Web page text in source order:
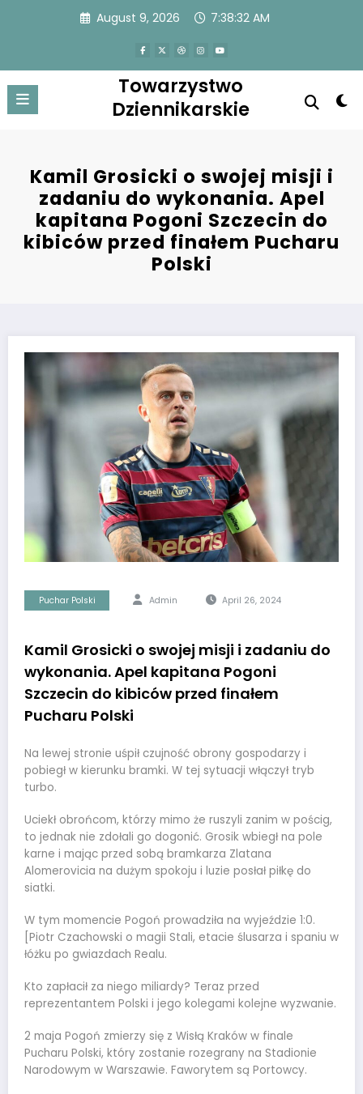
August 9, 2026 7:38:33 AM
Towarzystwo
Dziennikarskie
Kamil Grosicki o swojej misji i
zadaniu do wykonania. Apel
kapitana Pogoni Szczecin do
kibiców przed finałem Pucharu
Polski
Puchar Polski Admin April 26, 2024
Kamil Grosicki o swojej misji i zadaniu do
wykonania. Apel kapitana Pogoni
Szczecin do kibiców przed finałem
Pucharu Polski
Na lewej stronie uśpił czujność obrony gospodarzy i
pobiegł w kierunku bramki. W tej sytuacji włączył tryb
turbo.
Uciekł obrońcom, którzy mimo że ruszyli zanim w pościg,
to jednak nie zdołali go dogonić. Grosik wbiegł na pole
karne i mając przed sobą bramkarza Zlatana
Alomerovicia na dużym spokoju i luzie posłał piłkę do
siatki.
W tym momencie Pogoń prowadziła na wyjeździe 1:0.
[Piotr Czachowski o magii Stali, etacie ślusarza i spaniu w
łóżku po gwiazdach Realu.
Kto zapłacił za niego miliardy? Teraz przed
reprezentantem Polski i jego kolegami kolejne wyzwanie.
2 maja Pogoń zmierzy się z Wisłą Kraków w finale
Pucharu Polski, który zostanie rozegrany na Stadionie
Narodowym w Warszawie. Faworytem są Portowcy.